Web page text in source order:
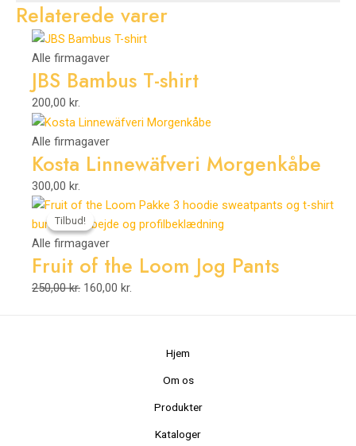
Relaterede varer
Alle firmagaver
JBS Bambus T-shirt
200,00 kr.
Alle firmagaver
Kosta Linnewäfveri Morgenkåbe
300,00 kr.
Tilbud!
Tilbud!
Alle firmagaver
Fruit of the Loom Jog Pants
250,00kr.
Den
oprindelige
pris
var:
250,00 kr..
160,00 kr.
Den
aktuelle
er:
Hjem
Om os
Produkter
Kataloger